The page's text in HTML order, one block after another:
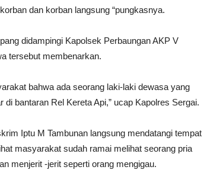
dan korban langsung “pungkasnya.
didampingi Kapolsek Perbaungan AKP V
tersebut membenarkan.
bahwa ada seorang laki-laki dewasa yang
bantaran Rel Kereta Api,” ucap Kapolres Sergai.
Iptu M Tambunan langsung mendatangi tempat
masyarakat sudah ramai melihat seorang pria
menjerit -jerit seperti orang mengigau.